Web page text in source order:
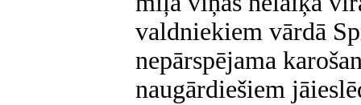
valdniekiem vārdā
nepārspējama
naugārdiešiem